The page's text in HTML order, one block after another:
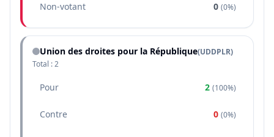
Non-votant 0 (0%)
Union des droites pour la République(UDDPLR)
Total :2
Pour 2 (100%)
Contre 0 (0%)